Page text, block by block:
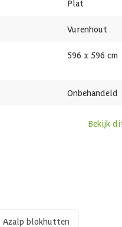
140 x 185 cm
Echt glas
567 cm
3 st
Plat
Vurenhout
596 x 596 cm
Onbehandeld
Bekijk
Azalp blokhutten